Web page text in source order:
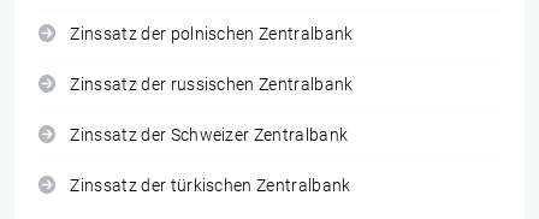
Zinssatz der polnischen Zentralbank
Zinssatz der russischen Zentralbank
Zinssatz der Schweizer Zentralbank
Zinssatz der türkischen Zentralbank